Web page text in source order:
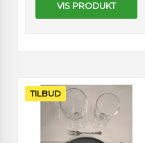
VIS PRODUKT
TILBUD